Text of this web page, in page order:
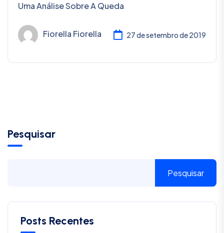
Uma Análise Sobre A Queda
Fiorella Fiorella 27 de setembro de 2019
Pesquisar
Pesquisar
Posts Recentes